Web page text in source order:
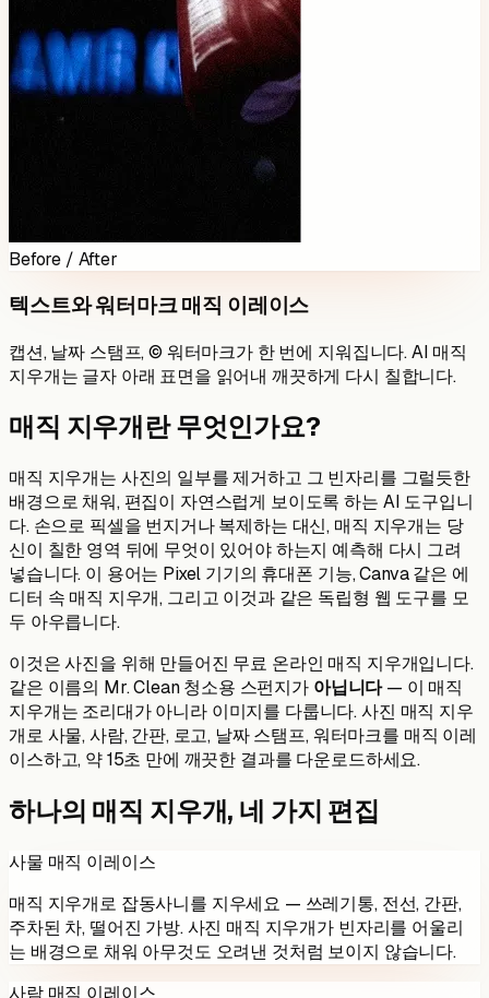
Before / After
텍스트와 워터마크 매직 이레이스
캡션, 날짜 스탬프, © 워터마크가 한 번에 지워집니다. AI 매직
지우개는 글자 아래 표면을 읽어내 깨끗하게 다시 칠합니다.
매직 지우개란 무엇인가요?
매직 지우개는 사진의 일부를 제거하고 그 빈자리를 그럴듯한
배경으로 채워, 편집이 자연스럽게 보이도록 하는 AI 도구입니
다. 손으로 픽셀을 번지거나 복제하는 대신, 매직 지우개는 당
신이 칠한 영역 뒤에 무엇이 있어야 하는지 예측해 다시 그려
넣습니다. 이 용어는 Pixel 기기의 휴대폰 기능, Canva 같은 에
디터 속 매직 지우개, 그리고 이것과 같은 독립형 웹 도구를 모
두 아우릅니다.
이것은 사진을 위해 만들어진 무료 온라인 매직 지우개입니다.
같은 이름의 Mr. Clean 청소용 스펀지가 아닙니다— 이 매직
지우개는 조리대가 아니라 이미지를 다룹니다. 사진 매직 지우
개로 사물, 사람, 간판, 로고, 날짜 스탬프, 워터마크를 매직 이레
이스하고, 약 15초 만에 깨끗한 결과를 다운로드하세요.
하나의 매직 지우개, 네 가지 편집
사물 매직 이레이스
매직 지우개로 잡동사니를 지우세요 — 쓰레기통, 전선, 간판,
주차된 차, 떨어진 가방. 사진 매직 지우개가 빈자리를 어울리
는 배경으로 채워 아무것도 오려낸 것처럼 보이지 않습니다.
사람 매직 이레이스